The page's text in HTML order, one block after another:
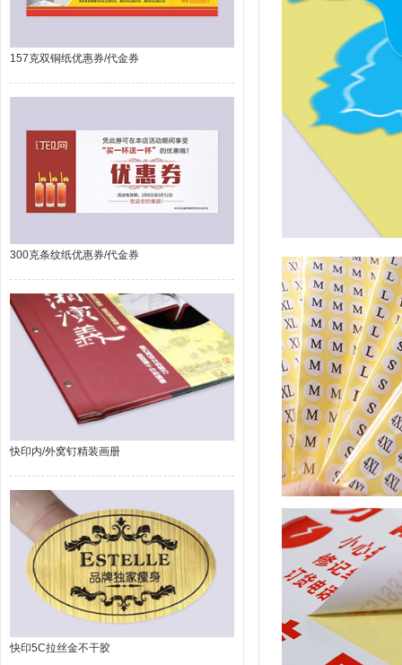
157克双铜纸优惠券/代金券
300克条纹纸优惠券/代金券
快印内/外窝钉精装画册
快印5C拉丝金不干胶